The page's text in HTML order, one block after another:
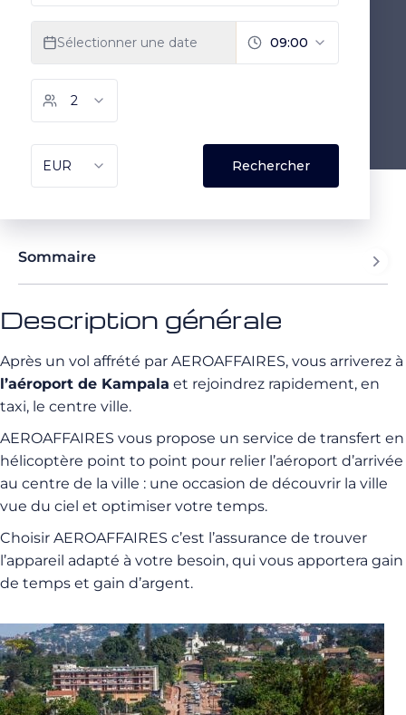
Sommaire
Description générale
Après un vol affrété par AEROAFFAIRES, vous arriverez à
l’aéroport de Kampala et rejoindrez rapidement, en
taxi, le centre ville.
AEROAFFAIRES vous propose un service de transfert en
hélicoptère point to point pour relier l’aéroport d’arrivée
au centre de la ville : une occasion de découvrir la ville
vue du ciel et optimiser votre temps.
Choisir AEROAFFAIRES c’est l’assurance de trouver
l’appareil adapté à votre besoin, qui vous apportera gain
de temps et gain d’argent.